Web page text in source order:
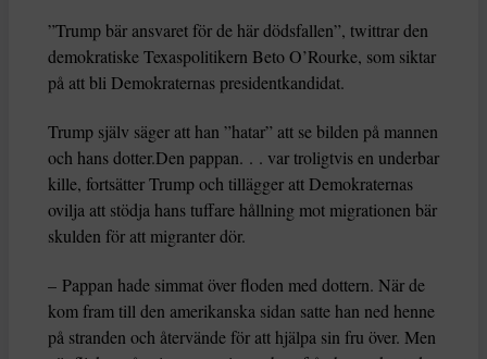
”Trump bär ansvaret för de här dödsfallen”, twittrar den
demokratiske Texaspolitikern Beto O’Rourke, som siktar
på att bli Demokraternas presidentkandidat.
Trump själv säger att han ”hatar” att se bilden på mannen
och hans dotter.Den pappan. . . var troligtvis en underbar
kille, fortsätter Trump och tillägger att Demokraternas
ovilja att stödja hans tuffare hållning mot migrationen bär
skulden för att migranter dör.
– Pappan hade simmat över floden med dottern. När de
kom fram till den amerikanska sidan satte han ned henne
på stranden och återvände för att hjälpa sin fru över. Men